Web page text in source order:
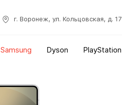
г. Воронеж, ул. Кольцовская, д. 17
Samsung Dyson PlayStation